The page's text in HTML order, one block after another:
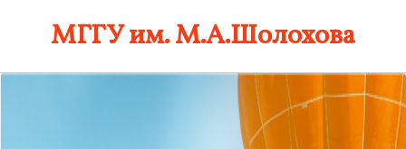
МГГУ им. М.А.Шолохова